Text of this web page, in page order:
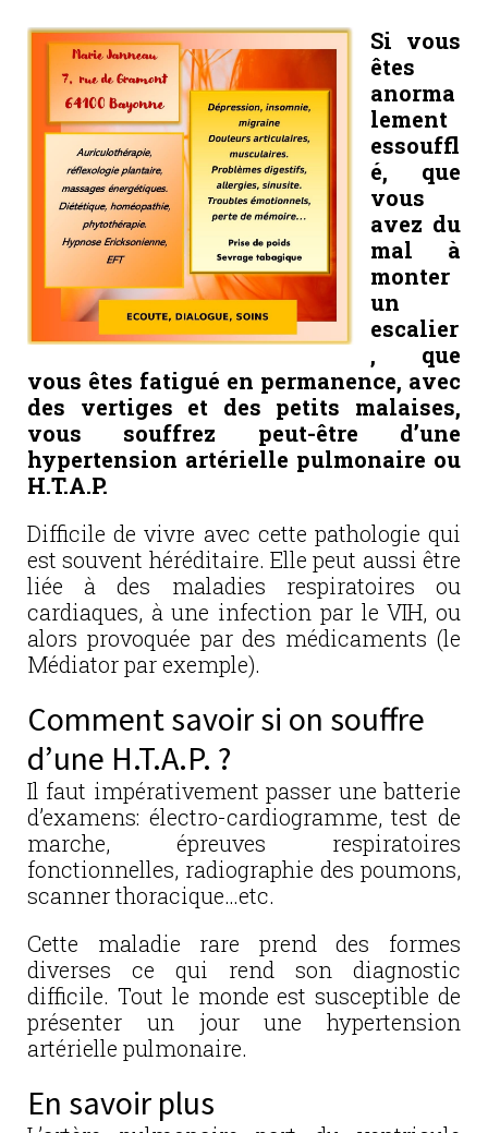
Si vous
êtes
anorma
lement
essouffl
é, que
vous
avez du
mal à
monter
un
escalier
, que
vous êtes fatigué en permanence, avec
des vertiges et des petits malaises,
vous souffrez peut-être d’une
hypertension artérielle pulmonaire ou
H.T.A.P.
Difficile de vivre avec cette pathologie qui
est souvent héréditaire. Elle peut aussi être
liée à des maladies respiratoires ou
cardiaques, à une infection par le VIH, ou
alors provoquée par des médicaments (le
Médiator par exemple).
Comment savoir si on souffre
d’une H.T.A.P. ?
Il faut impérativement passer une batterie
d’examens: électro-cardiogramme, test de
marche, épreuves respiratoires
fonctionnelles, radiographie des poumons,
scanner thoracique…etc.
Cette maladie rare prend des formes
diverses ce qui rend son diagnostic
difficile. Tout le monde est susceptible de
présenter un jour une hypertension
artérielle pulmonaire.
En savoir plus